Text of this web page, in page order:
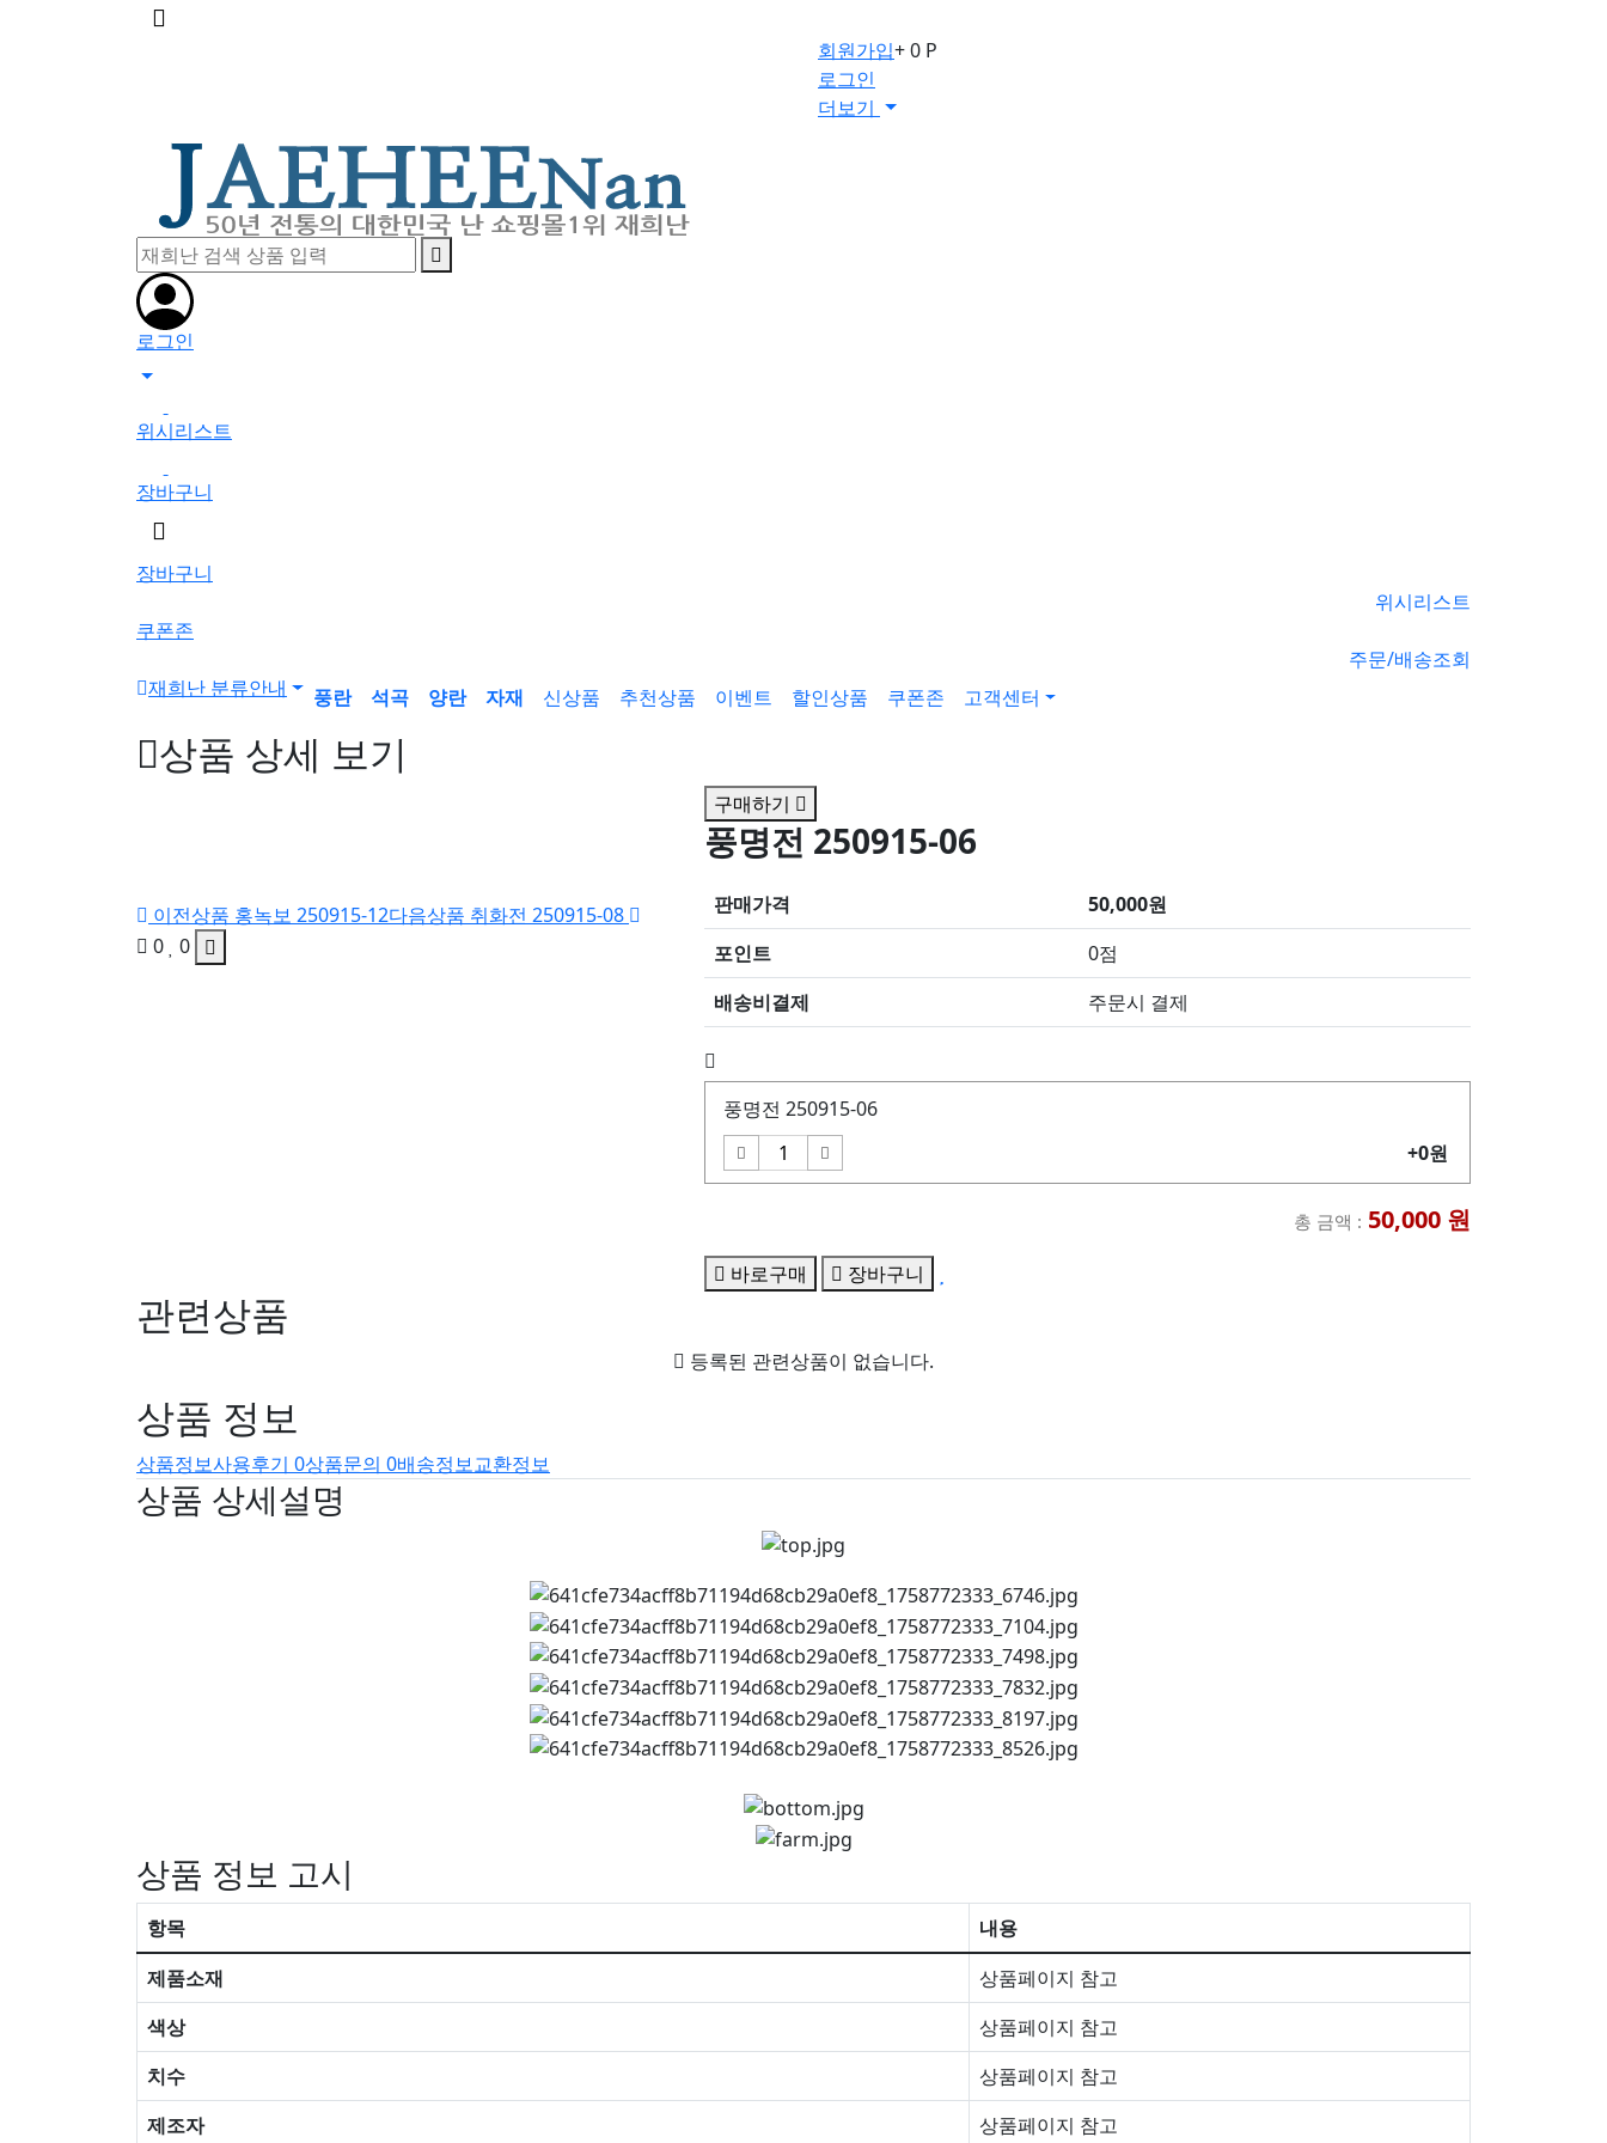
메
회원가입+ 0 P
로그인
더보기
로그인
위시리스트
장바구니
검
버
장바구니
위시리스트
쿠폰존
주문/배송조회
재희난 분류안내
풍란 석곡 양란 자재 신상품 추천상품 이벤트 할인상품 쿠폰존 고객센터
상품 상세 보기
이전상품 홍녹보 250915-12다음상품 취화전 250915-08
0 0
구매하기
풍명전 250915-06
판매가격
50,000원
포인트
0점
배송비결제
주문시 결제
풍명전 250915-06
+0원
총 금액 : 50,000 원
바로구매 장바구니
관련상품
등록된 관련상품이 없습니다.
상품 정보
상품정보사용후기 0상품문의 0배송정보교환정보
상품 상세설명
상품 정보 고시
항목
내용
제품소재
상품페이지 참고
색상
상품페이지 참고
치수
상품페이지 참고
제조자
상품페이지 참고